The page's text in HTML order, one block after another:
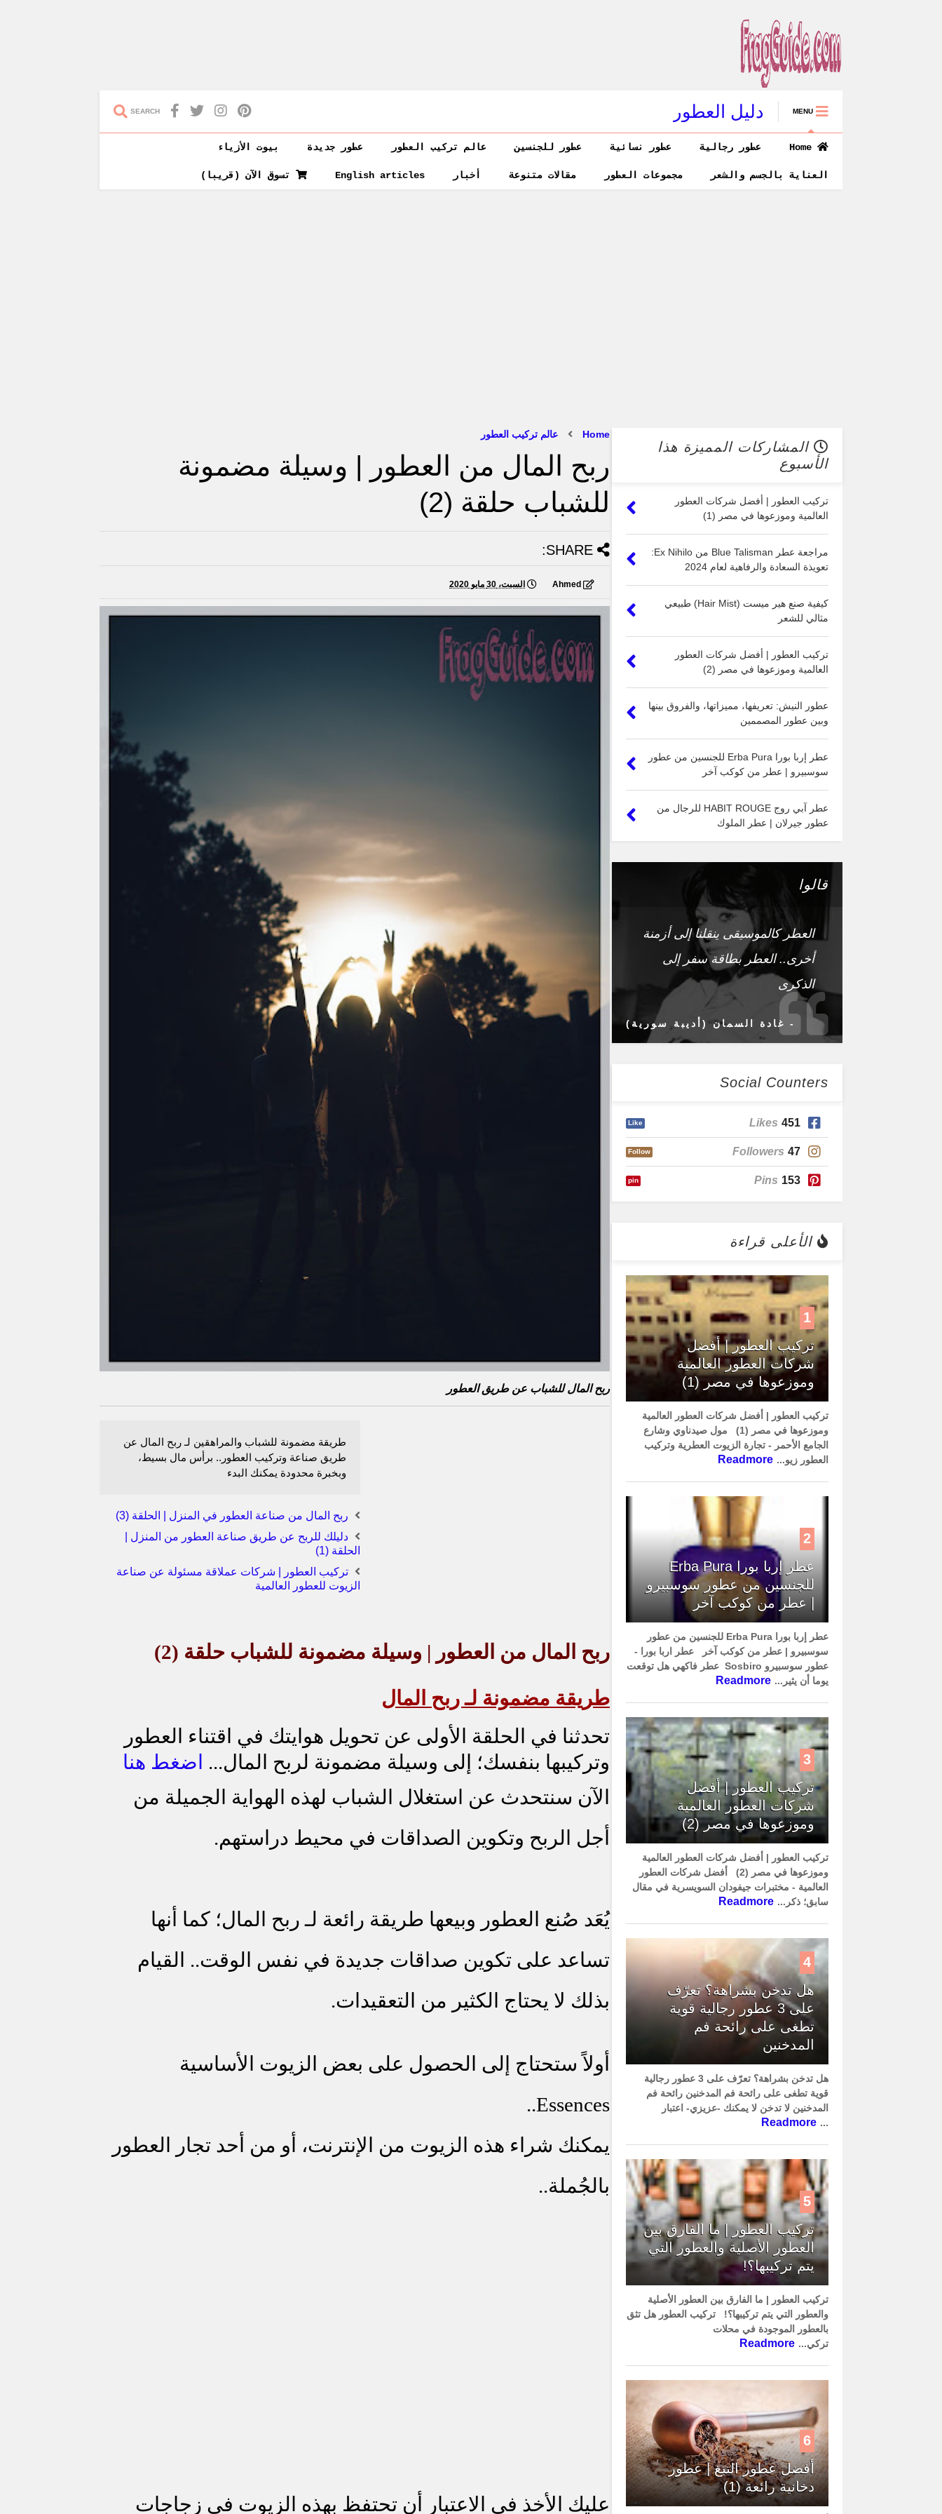
MENU دليل العطور SEARCH
عطور رجالية عطور نسائية عطور للجنسين عالم تركيب العطور عطور جديدة بيوت الأزياء
العناية بالجسم والشعر مجموعات العطور مقالات متنوعة أخبار English articles تسوق الآن (قريبا)
Home عالم تركيب العطور
ربح المال من العطور | وسيلة مضمونة
للشباب حلقة (2)
SHARE:
Ahmed السبت، 30 مايو 2020
ربح المال للشباب عن طريق العطور
طريقة مضمونة للشباب والمراهقين لـ ربح المال عن
طريق صناعة وتركيب العطور.. برأس مال بسيط،
وبخبرة محدودة يمكنك البدء
ربح المال من صناعة العطور في المنزل | الحلقة (3)
دليلك للربح عن طريق صناعة العطور من المنزل |
الحلقة (1)
تركيب العطور | شركات عملاقة مسئولة عن صناعة
الزيوت للعطور العالمية
ربح المال من العطور | وسيلة مضمونة للشباب حلقة (2)
طريقة مضمونة لـ ربح المال
تحدثنا في الحلقة الأولى عن تحويل هوايتك في اقتناء العطور
وتركيبها بنفسك؛ إلى وسيلة مضمونة لربح المال... اضغط هنا
الآن سنتحدث عن استغلال الشباب لهذه الهواية الجميلة من
أجل الربح وتكوين الصداقات في محيط دراستهم.
يُعَد صُنع العطور وبيعها طريقة رائعة لـ ربح المال؛ كما أنها
تساعد على تكوين صداقات جديدة في نفس الوقت.. القيام
بذلك لا يحتاج الكثير من التعقيدات.
أولاً ستحتاج إلى الحصول على بعض الزيوت الأساسية
Essences
..
يمكنك شراء هذه الزيوت من الإنترنت، أو من أحد تجار العطور
بالجُملة..
عليك الأخذ في الاعتبار أن تحتفظ بهذه الزيوت في زجاجات
المشاركات المميزة هذا
الأسبوع
تركيب العطور | أفضل شركات العطور
العالمية وموزعوها في مصر (1)
مراجعة عطر Blue Talisman من Ex Nihilo:
تعويذة السعادة والرفاهية لعام 2024
كيفية صنع هير ميست (Hair Mist) طبيعي
مثالي للشعر
تركيب العطور | أفضل شركات العطور
العالمية وموزعوها في مصر (2)
عطور النيش: تعريفها، مميزاتها، والفروق بينها
وبين عطور المصممين
عطر إربا بورا Erba Pura للجنسين من عطور
سوسبيرو | عطر من كوكب آخر
عطر آبي روج HABIT ROUGE للرجال من
عطور جيرلان | عطر الملوك
قالوا
العطر كالموسيقى ينقلنا إلى أزمنة
أخرى.. العطر بطاقة سفر إلى
الذكرى
- غادة السمان (أديبة سورية)
Social Counters
451
Likes
Like
47
Followers
Follow
153
Pins
pin
الأعلى قراءة
1
تركيب العطور | أفضل
شركات العطور العالمية
وموزعوها في مصر (1)
تركيب العطور | أفضل شركات العطور العالمية
وموزعوها في مصر (1) مول صيدناوي وشارع
الجامع الأحمر - تجارة الزيوت العطرية وتركيب
العطور زيو... Readmore
2
عطر إربا بورا Erba Pura
للجنسين من عطور سوسبيرو
| عطر من كوكب آخر
عطر إربا بورا Erba Pura للجنسين من عطور
سوسبيرو | عطر من كوكب آخر عطر اربا بورا -
عطور سوسبيرو Sosbiro عطر فاكهي هل توقعت
يوما أن يثير... Readmore
3
تركيب العطور | أفضل
شركات العطور العالمية
وموزعوها في مصر (2)
تركيب العطور | أفضل شركات العطور العالمية
وموزعوها في مصر (2) أفضل شركات العطور
العالمية - مختبرات جيفودان السويسرية في مقال
سابق؛ ذكر... Readmore
4
هل تدخن بشراهة؟ تعرّف
على 3 عطور رجالية قوية
تطغى على رائحة فم
المدخنين
هل تدخن بشراهة؟ تعرّف على 3 عطور رجالية
قوية تطغى على رائحة فم المدخنين رائحة فم
المدخنين لا تدخن لا يمكنك -عزيزي- اعتبار
...
Readmore
5
تركيب العطور | ما الفارق بين
العطور الأصلية والعطور التي
يتم تركيبها؟!
تركيب العطور | ما الفارق بين العطور الأصلية
والعطور التي يتم تركيبها؟! تركيب العطور هل تثق
بالعطور الموجودة في محلات
تركي... Readmore
6
أفضل عطور التبغ | عطور
دخانية رائعة (1)